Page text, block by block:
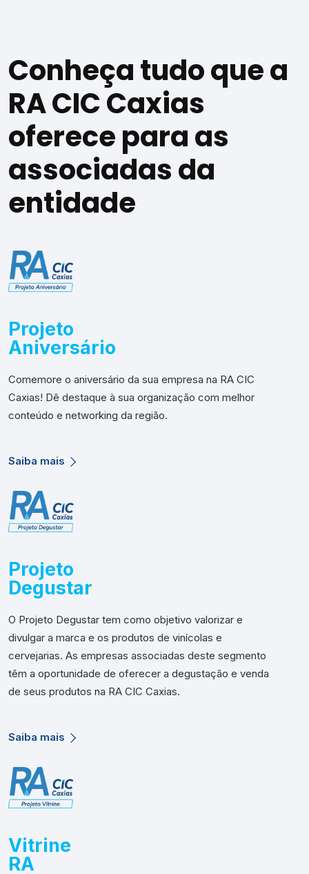
Conheça tudo que a
RA CIC Caxias
oferece para as
associadas da
entidade
Projeto
Aniversário
Comemore o aniversário da sua empresa na RA CIC
Caxias! Dê destaque à sua organização com melhor
conteúdo e networking da região.
Saiba mais
Projeto
Degustar
O Projeto Degustar tem como objetivo valorizar e
divulgar a marca e os produtos de vinícolas e
cervejarias. As empresas associadas deste segmento
têm a oportunidade de oferecer a degustação e venda
de seus produtos na RA CIC Caxias.
Saiba mais
Vitrine
RA